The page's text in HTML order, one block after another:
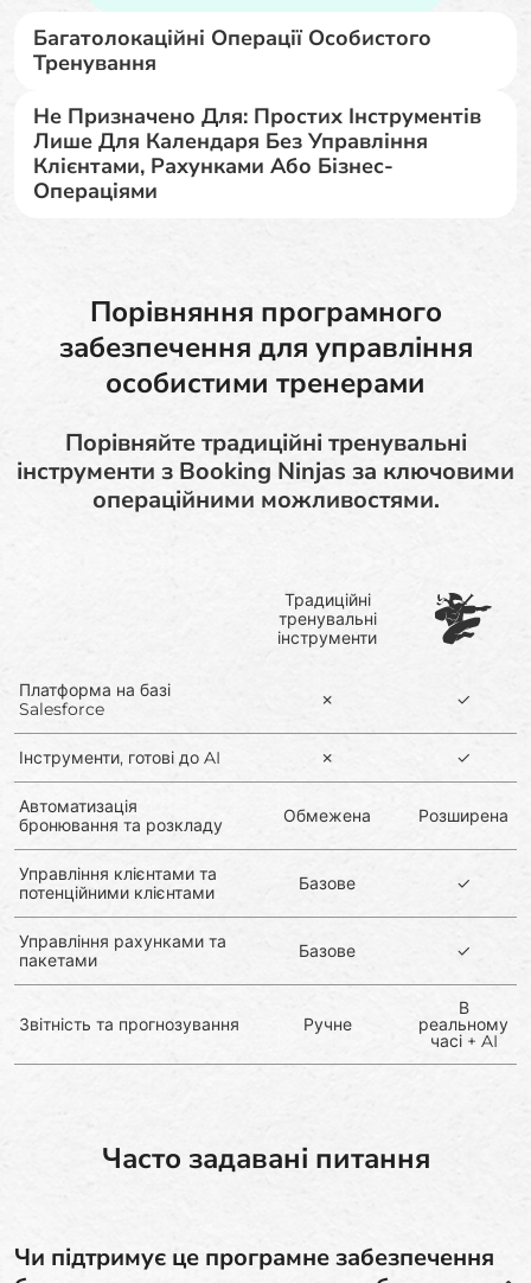
Багатолокаційні Операції Особистого
Тренування
Не Призначено Для: Простих Інструментів
Лише Для Календаря Без Управління
Клієнтами, Рахунками Або Бізнес-
Операціями
Порівняння програмного
забезпечення для управління
особистими тренерами
Порівняйте традиційні тренувальні
інструменти з Booking Ninjas за ключовими
операційними можливостями.
Традиційні
тренувальні
інструменти
Платформа на базі
Salesforce
✗ ✓
Інструменти, готові до AI ✗ ✓
Автоматизація
бронювання та розкладу
Обмежена Розширена
Управління клієнтами та
потенційними клієнтами
Базове ✓
Управління рахунками та
пакетами
Базове ✓
Звітність та прогнозування Ручне
В
реальному
часі + AI
Часто задавані питання
Чи підтримує це програмне забезпечення